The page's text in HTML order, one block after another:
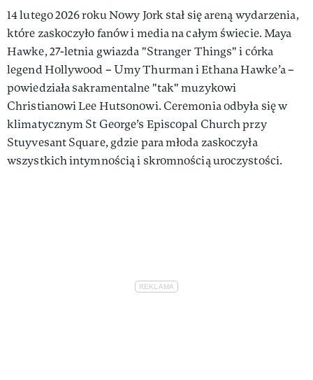
14 lutego 2026 roku Nowy Jork stał się areną wydarzenia,
które zaskoczyło fanów i media na całym świecie. Maya
Hawke, 27-letnia gwiazda "Stranger Things" i córka
legend Hollywood – Umy Thurman i Ethana Hawke’a –
powiedziała sakramentalne "tak" muzykowi
Christianowi Lee Hutsonowi. Ceremonia odbyła się w
klimatycznym St George’s Episcopal Church przy
Stuyvesant Square, gdzie para młoda zaskoczyła
wszystkich intymnością i skromnością uroczystości.